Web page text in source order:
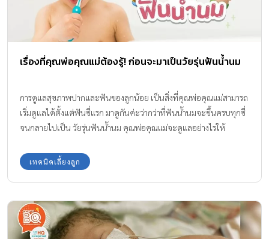
เรื่องที่คุณพ่อคุณแม่ต้องรู้! ก่อนจะมาเป็นวัยรุ่นฟันน้ำนม
การดูแลสุขภาพปากและฟันของลูกน้อย เป็นสิ่งที่คุณพ่อคุณแม่สามารถ
เริ่มดูแลได้ตั้งแต่ฟันซี่แรก มาดูกันค่ะว่ากว่าที่ฟันน้ำนมจะขึ้นครบทุกซี่
จนกลายไปเป็น วัยรุ่นฟันน้ำนม คุณพ่อคุณแม่จะดูแลอย่างไรให้
กันนะ? Info Graphic แสดงการขึ้นของฟันน้ำนม จะขึ้นเป็นคู่เรียงตาม
อายุ ก่อนอื่นต้องมาทวนความเข้าใจ กับคุณพ่อคุณแม่เรื่องลำดับฟัน
คู่ล่าง ในช่วง 6-7 เดือน และฟันหน้าคู่บนจะตามมาในอีกประมาณ 1
เดือน ฟันน้ำนมมีทั้งหมด 20 ซี่ โดยที่ลูกน้อยจะเติบโตขึ้นมาเป็นวัยรุ่น
ฟันน้ำนมเต็มตัวก็ช่วงประมาณ 6 ขวบค่ะ หลังจากนั้นฟันแท้ก็จะเริ่ม
เทคนิคเลี้ยงลูก